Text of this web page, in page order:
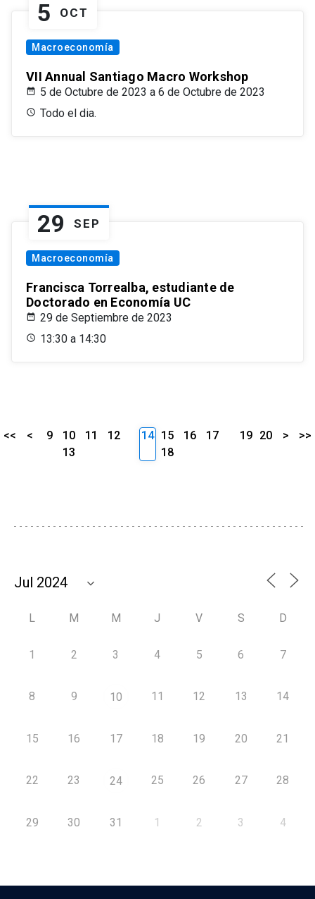
5 OCT
Macroeconomía
VII Annual Santiago Macro Workshop
5 de Octubre de 2023 a 6 de Octubre de 2023
Todo el dia.
29 SEP
Macroeconomía
Francisca Torrealba, estudiante de
Doctorado en Economía UC
29 de Septiembre de 2023
13:30 a 14:30
<< < 9 10 11
12
13
14 15 16
17
18
19 20 > >>
L M M J V S D
1 2 3 4 5 6 7
8 9 10 11 12 13 14
15 16 17 18 19 20 21
22 23 24 25 26 27 28
29 30 31 1 2 3 4